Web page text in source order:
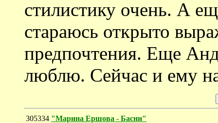
стилистику очень. А
стараюсь открыто
предпочтения. Еще
люблю. Сейчас и ему
305334 "Марина Ершова - Басни"